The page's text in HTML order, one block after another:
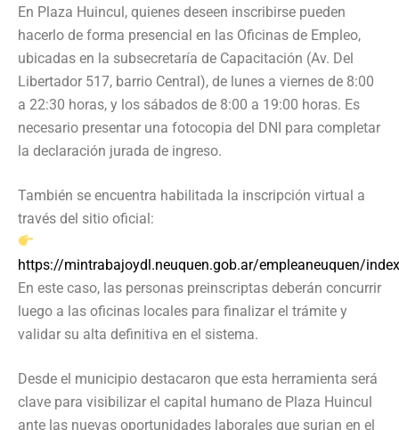
En Plaza Huincul, quienes deseen inscribirse pueden
hacerlo de forma presencial en las Oficinas de Empleo,
ubicadas en la subsecretaría de Capacitación (Av. Del
Libertador 517, barrio Central), de lunes a viernes de 8:00
a 22:30 horas, y los sábados de 8:00 a 19:00 horas. Es
necesario presentar una fotocopia del DNI para completar
la declaración jurada de ingreso.
También se encuentra habilitada la inscripción virtual a
través del sitio oficial:
https://mintrabajoydl.neuquen.gob.ar/empleaneuquen/
En este caso, las personas preinscriptas deberán concurrir
luego a las oficinas locales para finalizar el trámite y
validar su alta definitiva en el sistema.
Desde el municipio destacaron que esta herramienta será
clave para visibilizar el capital humano de Plaza Huincul
ante las nuevas oportunidades laborales que surjan en el